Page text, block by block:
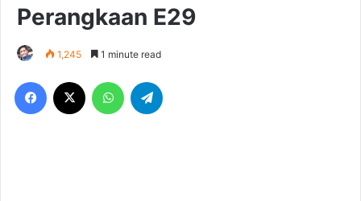
Perangkaan E29
1,245 1 minute read
Facebook WhatsApp